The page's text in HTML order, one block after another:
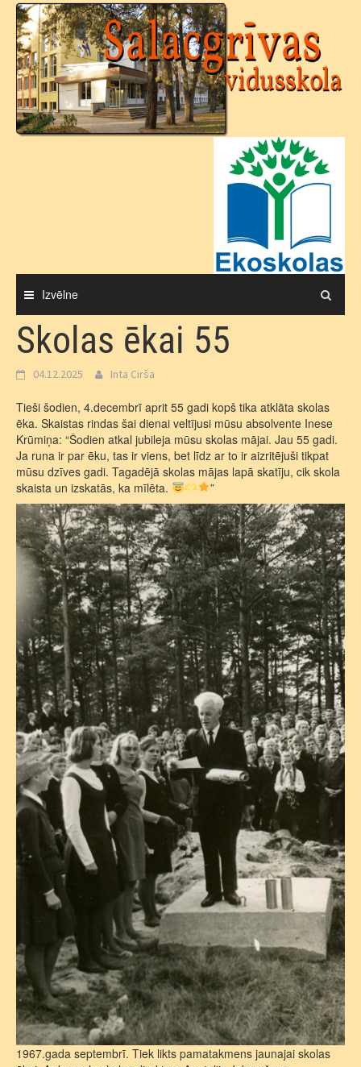
Skip
content
Izvēlne
Skolas ēkai 55
04.12.2025 Inta Cirša
Tieši šodien, 4.decembrī aprit 55 gadi kopš tika atklāta skolas
ēka. Skaistas rindas šai dienai veltījusi mūsu absolvente Inese
Krūmiņa: “Šodien atkal jubileja mūsu skolas mājai. Jau 55 gadi.
Ja runa ir par ēku, tas ir viens, bet līdz ar to ir aizritējuši tikpat
mūsu dzīves gadi. Tagadējā skolas mājas lapā skatīju, cik skola
skaista un izskatās, ka mīlēta.
”
1967.gada septembrī. Tiek likts pamatakmens jaunajai skolas